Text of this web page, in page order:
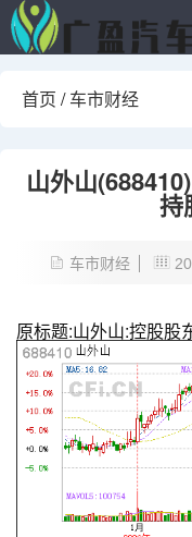
首页 /车市财经
山外山
持
车市财经
原标题:山外山:控股股